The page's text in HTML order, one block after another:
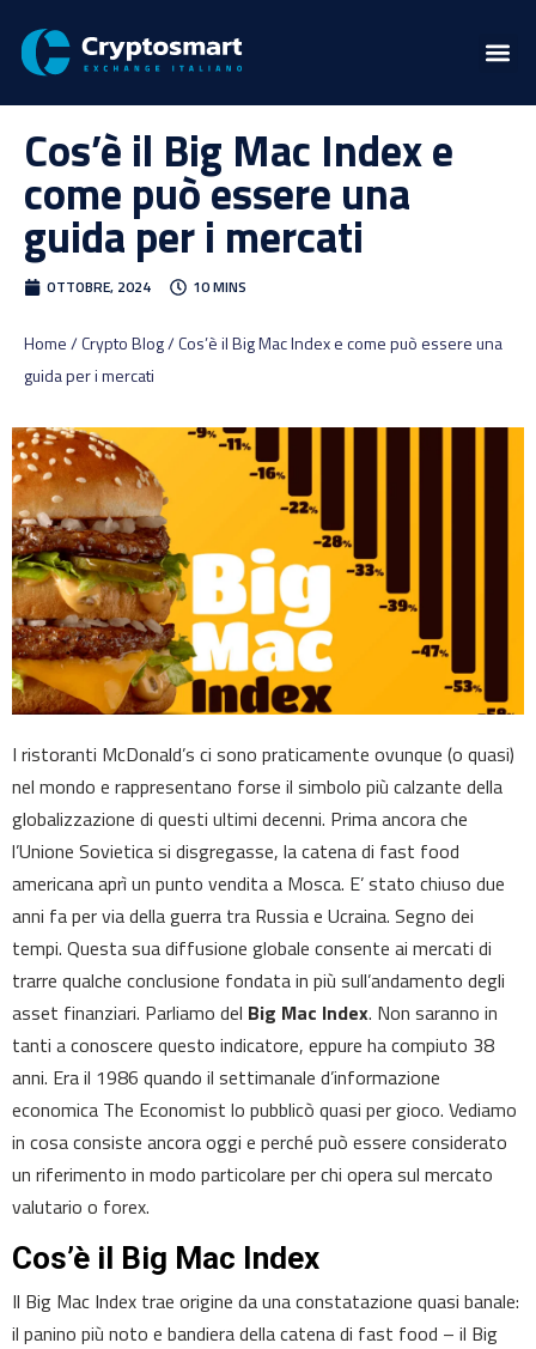
Cos’è il Big Mac Index e
come può essere una
guida per i mercati
OTTOBRE, 2024 10 MINS
Home / Crypto Blog / Cos’è il Big Mac Index e come può essere una
guida per i mercati
I ristoranti McDonald’s ci sono praticamente ovunque (o quasi)
nel mondo e rappresentano forse il simbolo più calzante della
globalizzazione di questi ultimi decenni. Prima ancora che
l’Unione Sovietica si disgregasse, la catena di fast food
americana aprì un punto vendita a Mosca. E’ stato chiuso due
anni fa per via della guerra tra Russia e Ucraina. Segno dei
tempi. Questa sua diffusione globale consente ai mercati di
trarre qualche conclusione fondata in più sull’andamento degli
asset finanziari. Parliamo del Big Mac Index. Non saranno in
tanti a conoscere questo indicatore, eppure ha compiuto 38
anni. Era il 1986 quando il settimanale d’informazione
economica The Economist lo pubblicò quasi per gioco. Vediamo
in cosa consiste ancora oggi e perché può essere considerato
un riferimento in modo particolare per chi opera sul mercato
valutario o forex.
Cos’è il Big Mac Index
Il Big Mac Index trae origine da una constatazione quasi banale:
il panino più noto e bandiera della catena di fast food – il Big